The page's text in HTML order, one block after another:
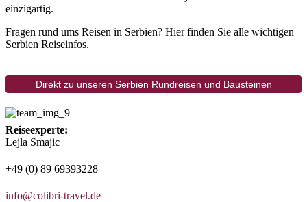
einzigartig.
Fragen rund ums Reisen in Serbien? Hier finden Sie alle wichtigen
Serbien Reiseinfos.
Direkt zu unseren Serbien Rundreisen und Bausteinen
Reiseexperte:
Lejla Smajic
+49 (0) 89 69393228
info@colibri-travel.de